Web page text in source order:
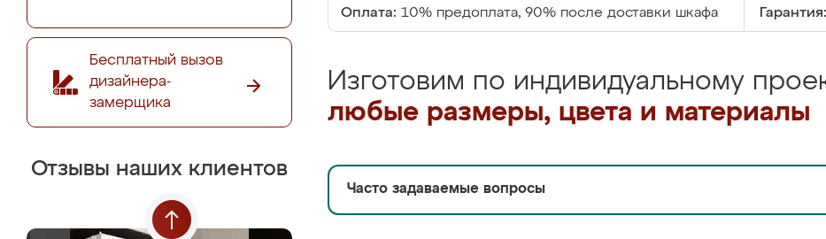
Бесплатный вызов
дизайнера-
замерщика
Отзывы наших клиентов
Оплата: 10% предоплата, 90% после доставки шкафа Гарантия:
Изготовим по индивидуальному
любые размеры, цвета и материалы
Часто задаваемые вопросы